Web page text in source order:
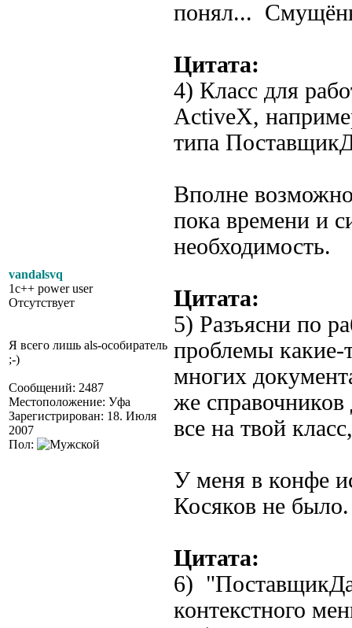
vandalsvq
1c++ power user
Отсутствует
Я всего лишь als-особиратель
;-)
Сообщений: 2487
Местоположение: Уфа
Зарегистрирован: 18. Июля
2007
Пол:
понял...
Цитата:
4) Класс для
ActiveX,
типа
Вполне
пока времени и
необходимость.
Цитата:
5) Разъясни по
проблемы какие-
многих
же
все на твой
У меня в конфе
Косяков не
Цитата:
6)
контекстного